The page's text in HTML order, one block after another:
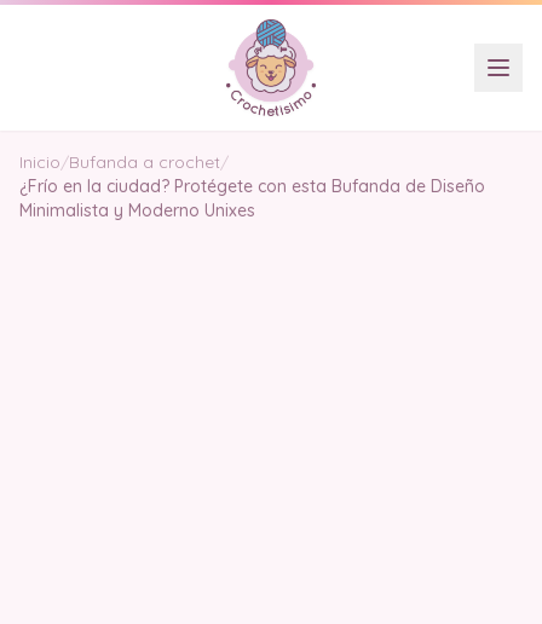
Inicio/Bufanda a crochet/
¿Frío en la ciudad? Protégete con esta Bufanda de Diseño
Minimalista y Moderno Unixes